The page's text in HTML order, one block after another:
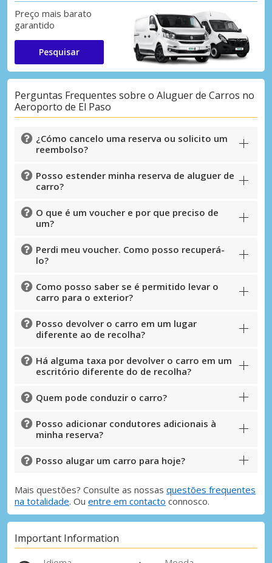
Preço mais barato
garantido
Pesquisar
Perguntas Frequentes sobre o Aluguer de Carros no
Aeroporto de El Paso
¿Cómo cancelo uma reserva ou solicito um
reembolso?
Posso estender minha reserva de aluguer de
carro?
O que é um voucher e por que preciso de
um?
Perdi meu voucher. Como posso recuperá-
lo?
Como posso saber se é permitido levar o
carro para o exterior?
Posso devolver o carro em um lugar
diferente ao de recolha?
Há alguma taxa por devolver o carro em um
escritório diferente do de recolha?
Quem pode conduzir o carro?
Posso adicionar condutores adicionais à
minha reserva?
Posso alugar um carro para hoje?
Mais questões? Consulte as nossas questões frequentes
na totalidade. Ou entre em contacto connosco.
Important Information